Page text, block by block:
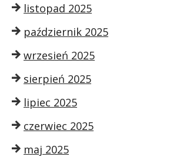
listopad 2025
październik 2025
wrzesień 2025
sierpień 2025
lipiec 2025
czerwiec 2025
maj 2025